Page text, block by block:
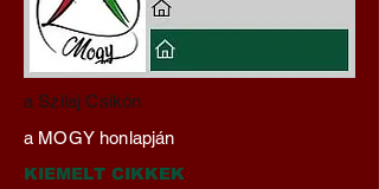
Hajdu Zoltán:
Transzhumanizmus és
technomorál ‒ 21/28.
Rugalmas technomorál:
a Szilaj Csikón
a MOGY honlapján
KIEMELT CIKKEK